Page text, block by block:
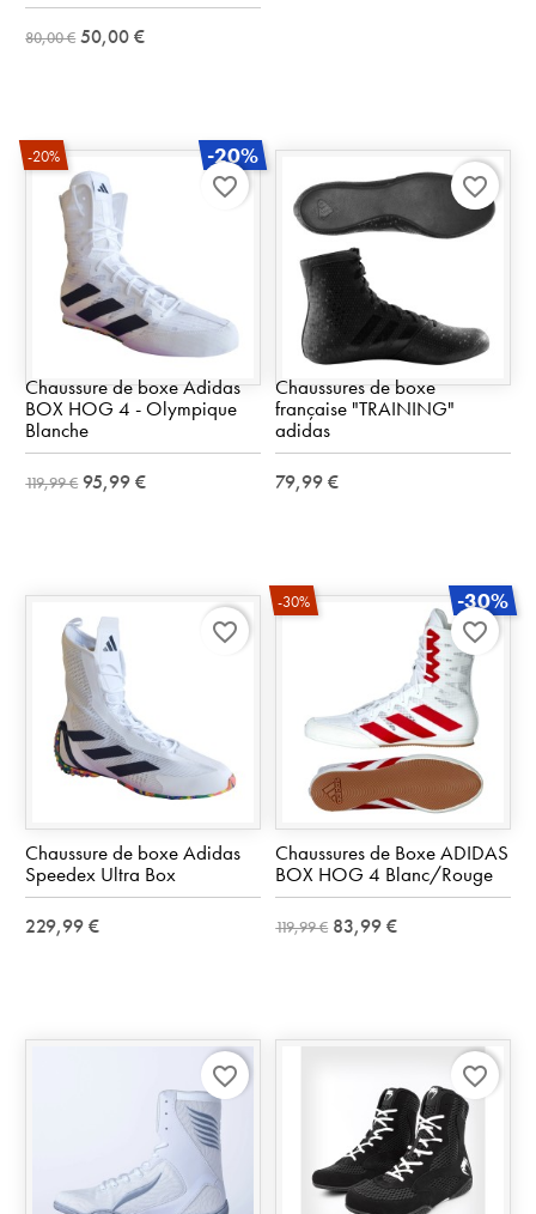
80,00 € 50,00 €
-20% -20%
Chaussure de boxe Adidas
BOX HOG 4 - Olympique
Blanche
119,99 € 95,99 €
favorite_border
Chaussures de boxe
française "TRAINING"
adidas
79,99 €
favorite_border
Chaussure de boxe Adidas
Speedex Ultra Box
229,99 €
favorite_border
-30% -30%
Chaussures de Boxe ADIDAS
BOX HOG 4 Blanc/Rouge
119,99 € 83,99 €
favorite_border
favorite_border favorite_border